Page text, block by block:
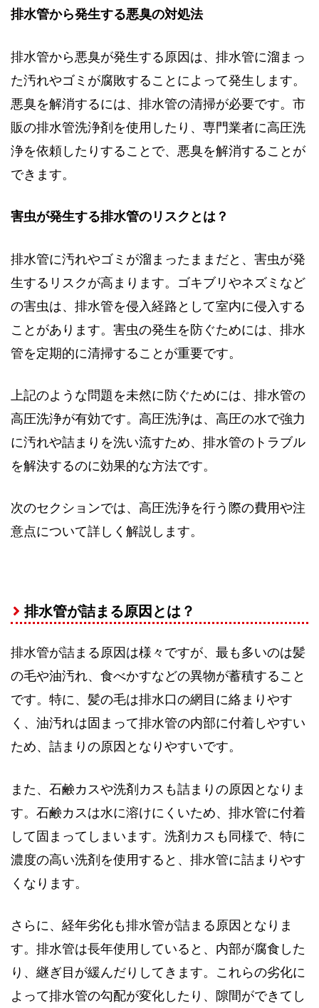
排水管から発生する悪臭の対処法
排水管から悪臭が発生する原因は、排水管に溜まっ
た汚れやゴミが腐敗することによって発生します。
悪臭を解消するには、排水管の清掃が必要です。市
販の排水管洗浄剤を使用したり、専門業者に高圧洗
浄を依頼したりすることで、悪臭を解消することが
できます。
害虫が発生する排水管のリスクとは？
排水管に汚れやゴミが溜まったままだと、害虫が発
生するリスクが高まります。ゴキブリやネズミなど
の害虫は、排水管を侵入経路として室内に侵入する
ことがあります。害虫の発生を防ぐためには、排水
管を定期的に清掃することが重要です。
上記のような問題を未然に防ぐためには、排水管の
高圧洗浄が有効です。高圧洗浄は、高圧の水で強力
に汚れや詰まりを洗い流すため、排水管のトラブル
を解決するのに効果的な方法です。
次のセクションでは、高圧洗浄を行う際の費用や注
意点について詳しく解説します。
排水管が詰まる原因とは？
排水管が詰まる原因は様々ですが、最も多いのは髪
の毛や油汚れ、食べかすなどの異物が蓄積すること
です。特に、髪の毛は排水口の網目に絡まりやす
く、油汚れは固まって排水管の内部に付着しやすい
ため、詰まりの原因となりやすいです。
また、石鹸カスや洗剤カスも詰まりの原因となりま
す。石鹸カスは水に溶けにくいため、排水管に付着
して固まってしまいます。洗剤カスも同様で、特に
濃度の高い洗剤を使用すると、排水管に詰まりやす
くなります。
さらに、経年劣化も排水管が詰まる原因となりま
す。排水管は長年使用していると、内部が腐食した
り、継ぎ目が緩んだりしてきます。これらの劣化に
よって排水管の勾配が変化したり、隙間ができてし